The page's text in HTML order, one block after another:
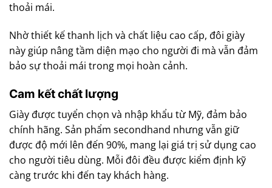
thoải mái.
Nhờ thiết kế thanh lịch và chất liệu cao cấp, đôi giày
này giúp nâng tầm diện mạo cho người đi mà vẫn đảm
bảo sự thoải mái trong mọi hoàn cảnh.
Cam kết chất lượng
Giày được tuyển chọn và nhập khẩu từ Mỹ, đảm bảo
chính hãng. Sản phẩm secondhand nhưng vẫn giữ
được độ mới lên đến 90%, mang lại giá trị sử dụng cao
cho người tiêu dùng. Mỗi đôi đều được kiểm định kỹ
càng trước khi đến tay khách hàng.